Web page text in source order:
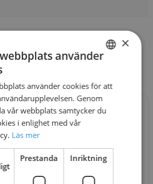
in för att ladda nerellerregistrera konto
DANISH
×
använder
använder cookies för att
Genom
vår webbplats samtycker du
i enlighet med vår
Läs mer
Prestanda Inriktning